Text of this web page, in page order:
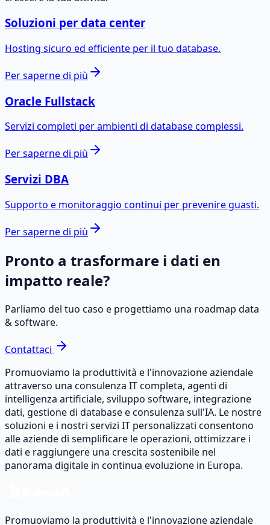
Soluzioni per data center
Hosting sicuro ed efficiente per il tuo database.
Per saperne di più
Oracle Fullstack
Servizi completi per ambienti di database complessi.
Per saperne di più
Servizi DBA
Supporto e monitoraggio continui per prevenire guasti.
Per saperne di più
Pronto a trasformare i dati en
impatto reale?
Parliamo del tuo caso e progettiamo una roadmap data
& software.
Contattaci
Promuoviamo la produttività e l'innovazione aziendale
attraverso una consulenza IT completa, agenti di
intelligenza artificiale, sviluppo software, integrazione
dati, gestione di database e consulenza sull'IA. Le nostre
soluzioni e i nostri servizi IT personalizzati consentono
alle aziende di semplificare le operazioni, ottimizzare i
dati e raggiungere una crescita sostenibile nel
panorama digitale in continua evoluzione in Europa.
Promuoviamo la produttività e l'innovazione aziendale